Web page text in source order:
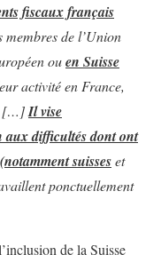
fiscaux français
membres de l’Union
ouen Suisse
activité en France,
[…]Il vise
aux difficultés dont ont
suisseset
ponctuellement
de la Suisse